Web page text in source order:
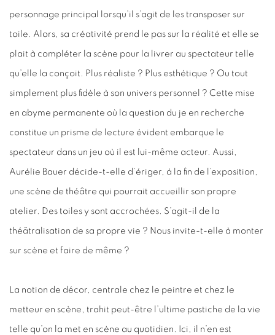
personnage principal lorsqu’il s’agit de les transposer sur
toile. Alors, sa créativité prend le pas sur la réalité et elle se
plait à compléter la scène pour la livrer au spectateur telle
qu’elle la conçoit. Plus réaliste ? Plus esthétique ? Ou tout
simplement plus fidèle à son univers personnel ? Cette mise
en abyme permanente où la question du je en recherche
constitue un prisme de lecture évident embarque le
spectateur dans un jeu où il est lui-même acteur. Aussi,
Aurélie Bauer décide-t-elle d’ériger, à la fin de l’exposition,
une scène de théâtre qui pourrait accueillir son propre
atelier. Des toiles y sont accrochées. S’agit-il de la
théâtralisation de sa propre vie ? Nous invite-t-elle à monter
sur scène et faire de même ?
La notion de décor, centrale chez le peintre et chez le
metteur en scène, trahit peut-être l’ultime pastiche de la vie
telle qu’on la met en scène au quotidien. Ici, il n’en est